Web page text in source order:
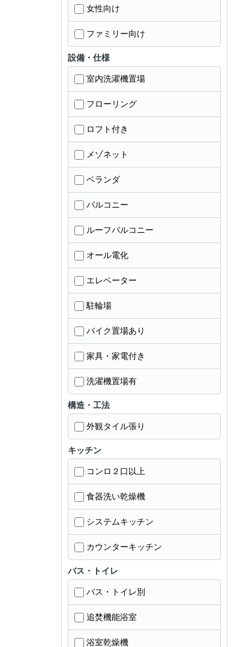
女性向け
ファミリー向け
設備・仕様
室内洗濯機置場
フローリング
ロフト付き
メゾネット
ベランダ
バルコニー
ルーフバルコニー
オール電化
エレベーター
駐輪場
バイク置場あり
家具・家電付き
洗濯機置場有
構造・工法
外観タイル張り
キッチン
コンロ２口以上
食器洗い乾燥機
システムキッチン
カウンターキッチン
バス・トイレ
バス・トイレ別
追焚機能浴室
浴室乾燥機